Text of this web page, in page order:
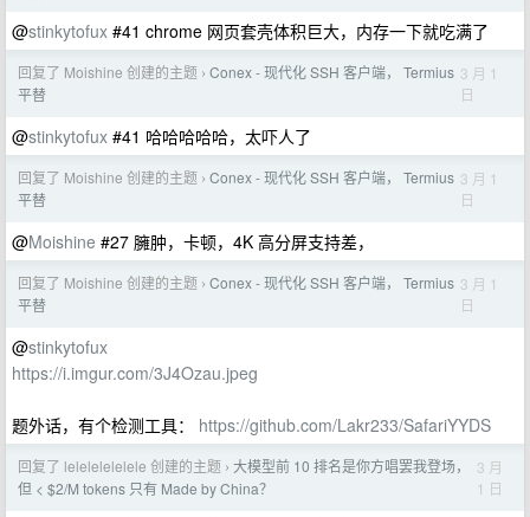
@stinkytofux #41 chrome 网页套壳体积巨大，内存一下就吃满了
回复了 Moishine 创建的主题 › Conex - 现代化 SSH 客户端， Termius
平替
3 月 1
日
@stinkytofux #41 哈哈哈哈哈，太吓人了
回复了 Moishine 创建的主题 › Conex - 现代化 SSH 客户端， Termius
平替
3 月 1
日
@Moishine #27 臃肿，卡顿，4K 高分屏支持差，
回复了 Moishine 创建的主题 › Conex - 现代化 SSH 客户端， Termius
平替
3 月 1
日
@stinkytofux
https://i.imgur.com/3J4Ozau.jpeg
题外话，有个检测工具： https://github.com/Lakr233/SafariYYDS
回复了 lelelelelelele 创建的主题 › 大模型前 10 排名是你方唱罢我登场，
但 < $2/M tokens 只有 Made by China？
3 月
1 日